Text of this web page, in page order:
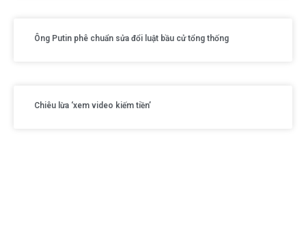
Ông Putin phê chuẩn sửa đổi luật bầu cử tổng thống
Chiêu lừa ‘xem video kiếm tiền’